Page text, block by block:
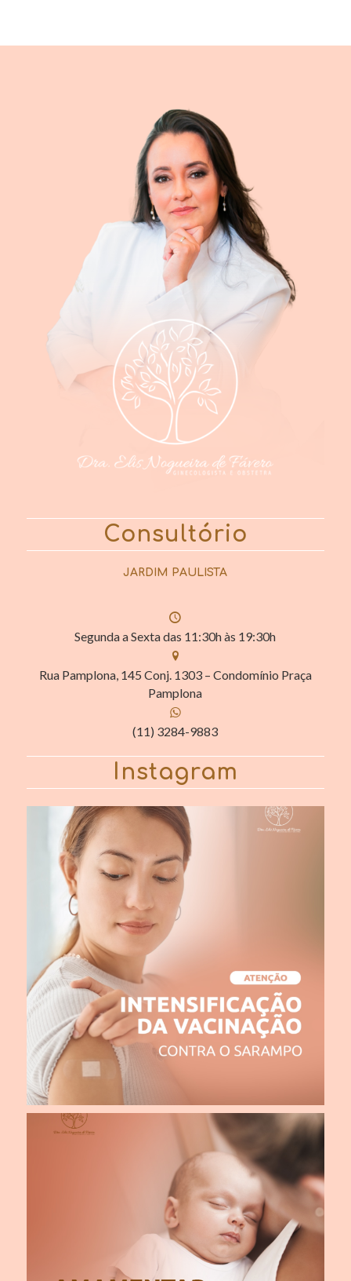
Consultório
JARDIM PAULISTA
Segunda a Sexta das 11:30h às 19:30h
Rua Pamplona, 145 Conj. 1303 – Condomínio Praça
Pamplona
(11) 3284-9883
Instagram